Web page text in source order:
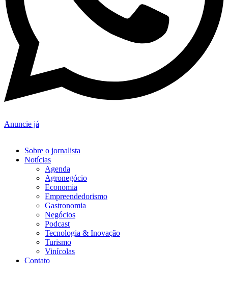
Anuncie já
Sobre o jornalista
Notícias
Agenda
Agronegócio
Economia
Empreendedorismo
Gastronomia
Negócios
Podcast
Tecnologia & Inovação
Turismo
Vinícolas
Contato